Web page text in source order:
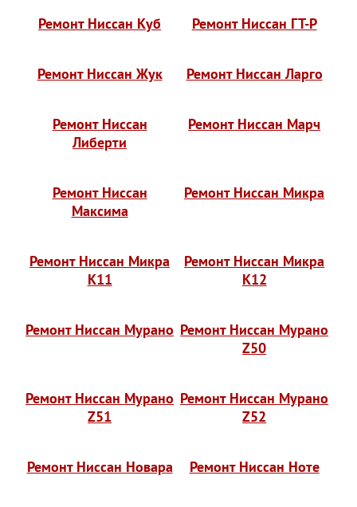
Ремонт Ниссан Куб Ремонт Ниссан ГТ-Р
Ремонт Ниссан Жук Ремонт Ниссан Ларго
Ремонт Ниссан
Либерти
Ремонт Ниссан Марч
Ремонт Ниссан
Максима
Ремонт Ниссан Микра
Ремонт Ниссан Микра
К11
Ремонт Ниссан Микра
К12
Ремонт Ниссан Мурано Ремонт Ниссан Мурано
Z50
Ремонт Ниссан Мурано
Z51
Ремонт Ниссан Мурано
Z52
Ремонт Ниссан Новара Ремонт Ниссан Ноте